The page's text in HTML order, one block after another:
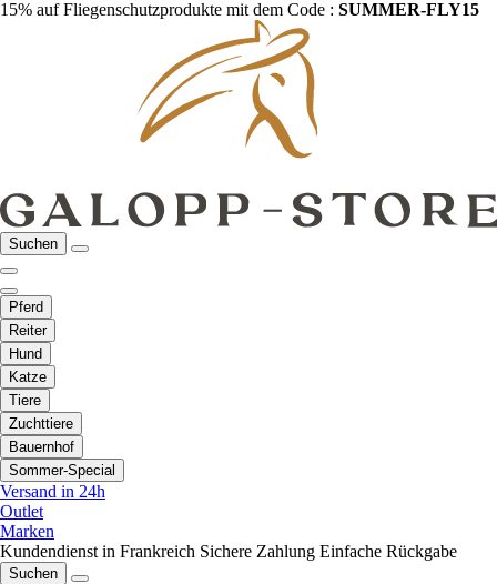
15% auf Fliegenschutzprodukte mit dem Code : SUMMER-FLY15
Suchen
Pferd
Reiter
Hund
Katze
Tiere
Zuchttiere
Bauernhof
Sommer-Special
Versand in 24h
Outlet
Marken
Kundendienst in Frankreich Sichere Zahlung Einfache Rückgabe
Suchen